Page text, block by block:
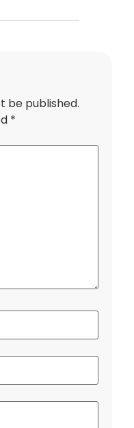
be published.
*